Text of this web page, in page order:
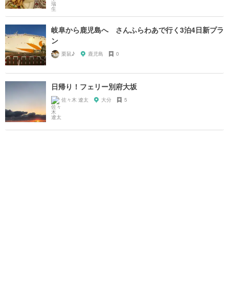
岐阜から鹿児島へ さんふらわあで行く3泊4日新プラ
ン
栗鼠♪ 鹿児島 0
日帰り！フェリー別府大坂
佐々木 遼太 大分 5